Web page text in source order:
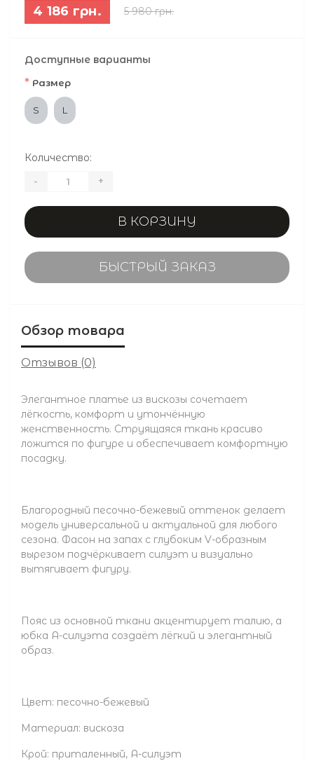
4 186 грн. 5 980 грн.
Доступные варианты
* Размер
S L
Количество:
- +
В КОРЗИНУ
БЫСТРЫЙ ЗАКАЗ
Обзор товара
Отзывов (0)
Элегантное платье из вискозы сочетает
лёгкость, комфорт и утончённую
женственность. Струящаяся ткань красиво
ложится по фигуре и обеспечивает комфортную
посадку.
Благородный песочно-бежевый оттенок делает
модель универсальной и актуальной для любого
сезона. Фасон на запах с глубоким V-образным
вырезом подчёркивает силуэт и визуально
вытягивает фигуру.
Пояс из основной ткани акцентирует талию, а
юбка А-силуэта создаёт лёгкий и элегантный
образ.
Цвет: песочно-бежевый
Материал: вискоза
Крой: приталенный, А-силуэт